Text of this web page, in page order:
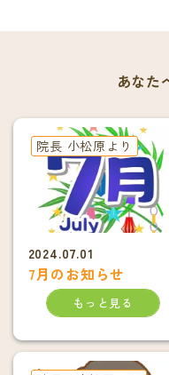
あなた
院長 小松原より
2024.07.01
7月のお知らせ
もっと見る